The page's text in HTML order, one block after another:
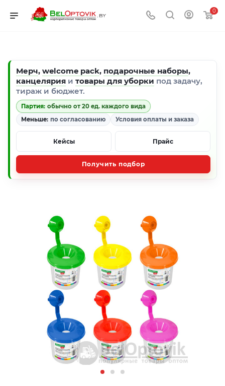
0
Мерч, welcome pack, подарочные наборы,
канцелярия и товары для уборки под задачу,
тираж и бюджет.
Партия: обычно от 20 ед. каждого вида
Меньше: по согласованию Условия оплаты и заказа
Кейсы Прайс
Получить подбор